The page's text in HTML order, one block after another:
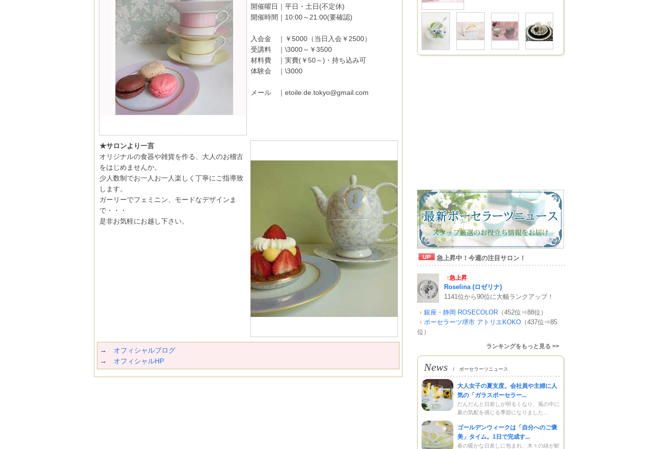
開催曜日｜平日・土日(不定休)
開催時間｜10:00～21:00(要確認)
入会金 ｜￥5000（当日入会￥2500）
受講料 ｜\3000～￥3500
材料費 ｜実費(￥50～)・持ち込み可
体験会 ｜\3000
メール ｜etoile.de.tokyo@gmail.com
★サロンより一言
オリジナルの食器や雑貨を作る、大人のお稽古
をはじめませんか。
少人数制でお一人お一人楽しく丁寧にご指導致
します。
ガーリーでフェミニン、モードなデザインま
で・・・
是非お気軽にお越し下さい。
→ オフィシャルブログ
→ オフィシャルHP
急上昇中！今週の注目サロン！
↑急上昇
Roselina (ロゼリナ)
1141位から90位に大幅ランクアップ！
↑ 銀座・静岡 ROSECOLOR （452位⇒88位）
↑ ポーセラーツ堺市 アトリエKOKO （437位⇒85
位）
ランキングをもっと見る >>
News / ポーセラーツニュース
大人女子の夏支度。会社員や主婦に人
気の「ガラスポーセラー...
だんだんと日差しが明るくなり、風の中に
夏の気配を感じる季節になりました...
ゴールデンウィークは「自分へのご褒
美」タイム。1日で完成す...
春の暖かな日差しに包まれ、木々の緑が鮮